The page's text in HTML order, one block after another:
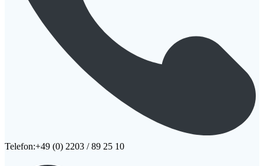
Telefon:+49 (0) 2203 / 89 25 10